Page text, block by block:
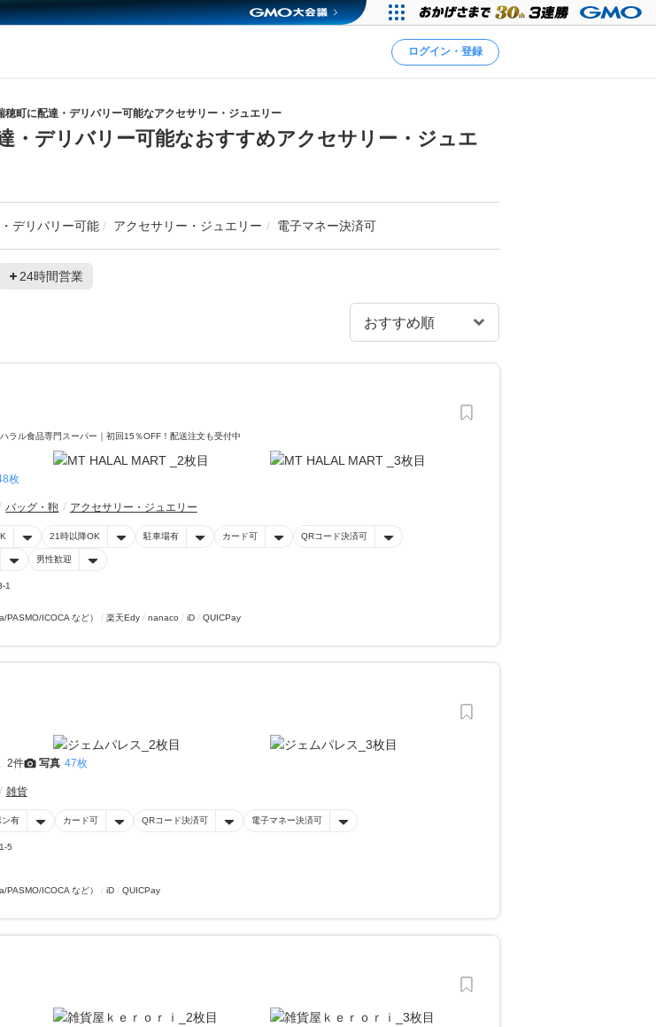
ログイン・登録
穂町に配達・デリバリー可能なアクセサリー・ジュエリー
・デリバリー可能なおすすめアクセサリー・ジュエ
デリバリー可能 アクセサリー・ジュエリー 電子マネー決済可
24時間営業
ラル食品専門スーパー｜初回15％OFF！配送注文も受付中
枚
バッグ・鞄 アクセサリー・ジュエリー
21時以降OK 駐車場有 カード可 QRコード決済可
男性歓迎
1
PASMO/ICOCA など） 楽天Edy nanaco iD QUICPay
2件 写真 47枚
雑貨
ン有 カード可 QRコード決済可 電子マネー決済可
5
PASMO/ICOCA など） iD QUICPay